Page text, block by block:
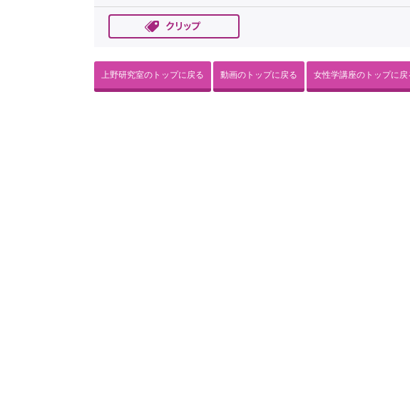
上野研究室のトップに戻る 動画のトップに戻る 女性学講座のトップに戻